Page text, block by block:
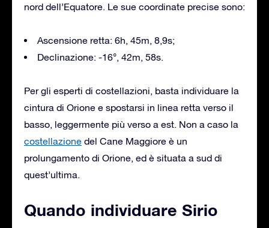
nord dell’Equatore. Le sue coordinate precise sono:
Ascensione retta: 6h, 45m, 8,9s;
Declinazione: -16°, 42m, 58s.
Per gli esperti di costellazioni, basta individuare la
cintura di Orione e spostarsi in linea retta verso il
basso, leggermente più verso a est. Non a caso la
costellazione del Cane Maggiore è un
prolungamento di Orione, ed è situata a sud di
quest’ultima.
Quando individuare Sirio